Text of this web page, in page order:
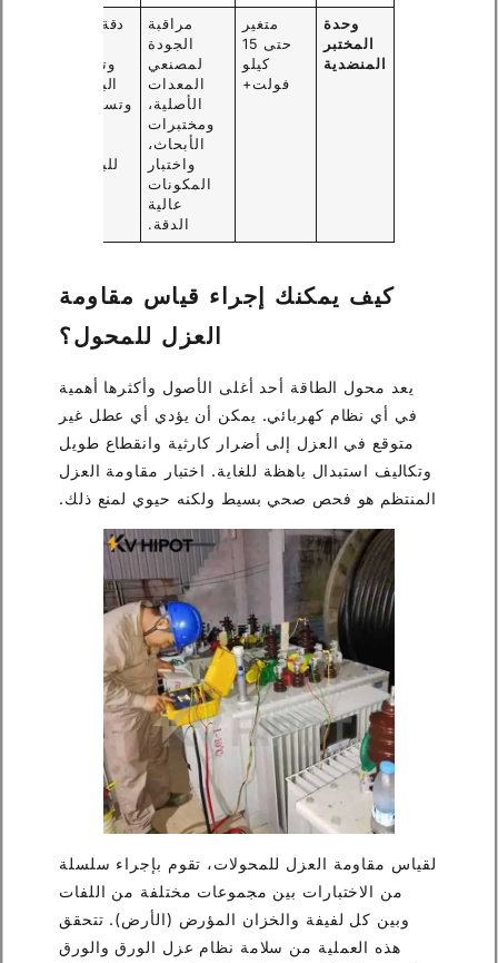
وحدة
المختبر
المنضدية
متغير
حتى 15
كيلو
فولت+
مراقبة
الجودة
لمصنعي
المعدات
الأصلية،
ومختبرات
الأبحاث،
واختبار
المكونات
عالية
الدقة.
دقة عالية
وتسجيل
البيانات،
وتسلسلات
للبرمجة.
كيف يمكنك إجراء قياس مقاومة
العزل للمحول؟
يعد محول الطاقة أحد أغلى الأصول وأكثرها أهمية
في أي نظام كهربائي. يمكن أن يؤدي أي عطل غير
متوقع في العزل إلى أضرار كارثية وانقطاع طويل
وتكاليف استبدال باهظة للغاية. اختبار مقاومة العزل
المنتظم هو فحص صحي بسيط ولكنه حيوي لمنع ذلك.
لقياس مقاومة العزل للمحولات، تقوم بإجراء سلسلة
من الاختبارات بين مجموعات مختلفة من اللفات
وبين كل لفيفة والخزان المؤرض (الأرض). تتحقق
هذه العملية من سلامة نظام عزل الورق والورق